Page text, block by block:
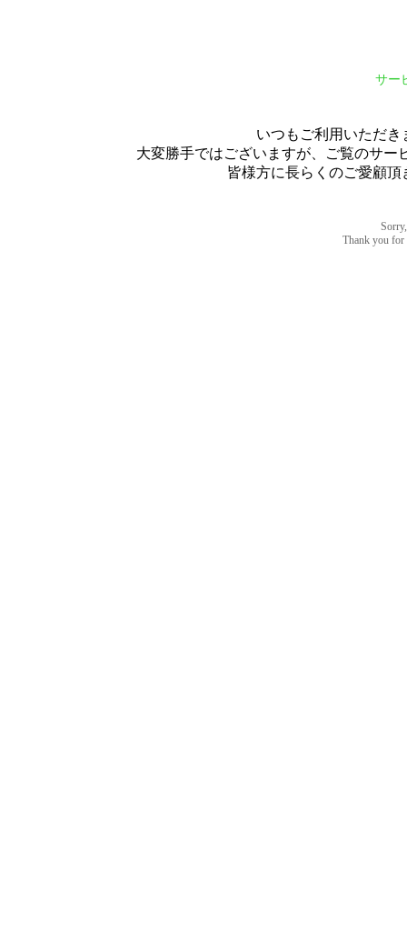
サー
いつもご利用いただ
大変勝手ではございますが、ご覧のサー
皆様方に長らくのご愛顧
Thank you for